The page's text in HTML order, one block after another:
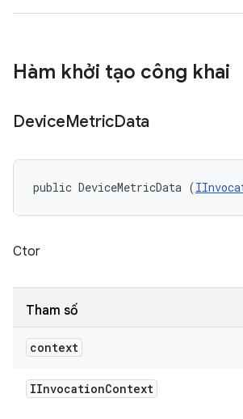
Hàm khởi tạo công khai
DeviceMetricData
public DeviceMetricData (
Ctor
Tham số
context
IInvocationContext